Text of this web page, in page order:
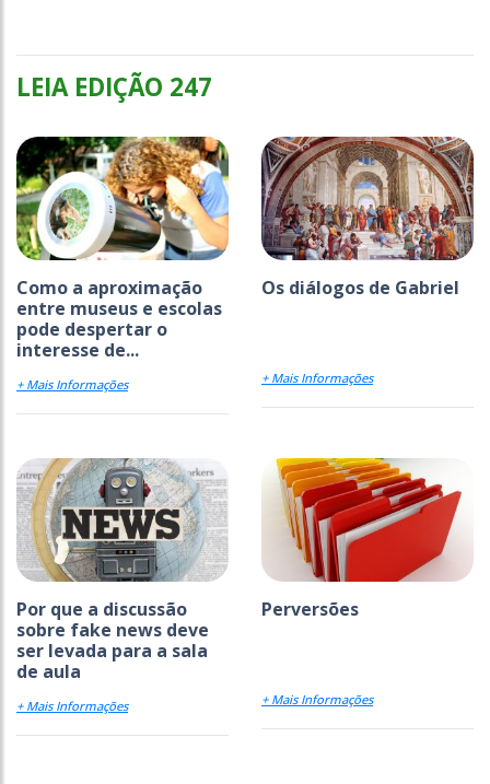
LEIA EDIÇÃO 247
Como a aproximação
entre museus e escolas
pode despertar o
interesse de...
+ Mais Informações
Os diálogos de Gabriel
+ Mais Informações
Por que a discussão
sobre fake news deve
ser levada para a sala
de aula
+ Mais Informações
Perversões
+ Mais Informações